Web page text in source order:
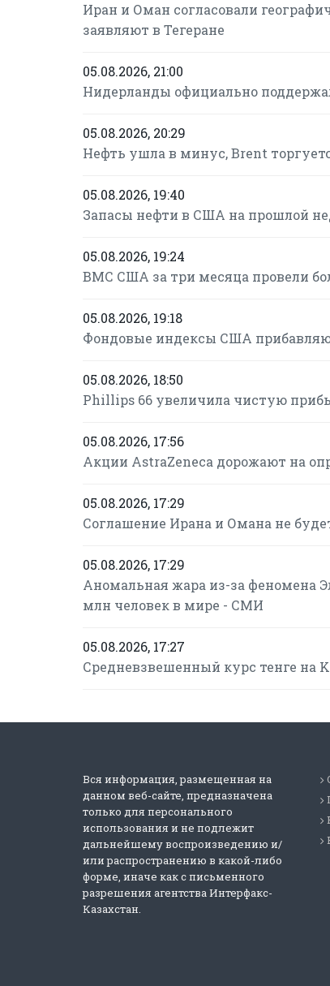
Иран и Оман согласовали
заявляют в Тегеране
05.08.2026, 21:00
Нидерланды официально
05.08.2026, 20:29
Нефть ушла в минус, Brent
05.08.2026, 19:40
Запасы нефти в США на прошлой
05.08.2026, 19:24
ВМС США за три месяца провели
05.08.2026, 19:18
Фондовые индексы США
05.08.2026, 18:50
Phillips 66 увеличила чистую
05.08.2026, 17:56
Акции AstraZeneca дорожают на
05.08.2026, 17:29
Соглашение Ирана и Омана не
05.08.2026, 17:29
Аномальная жара из-за феномена
млн человек в мире - СМИ
05.08.2026, 17:27
Средневзвешенный курс тенге на
Вся информация, размещенная на
данном веб-сайте, предназначена
только для персонального
использования и не подлежит
дальнейшему воспроизведению и/
или распространению в какой-либо
форме, иначе как с письменного
разрешения агентства Интерфакс-
Казахстан.